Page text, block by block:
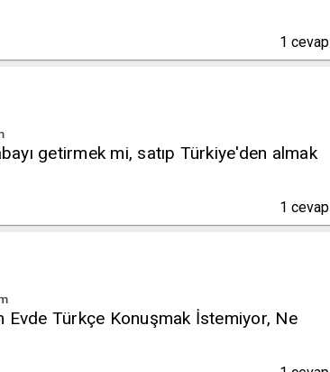
1 cevap
getirmek mi, satıp Türkiye'den almak
1 cevap
Evde Türkçe Konuşmak İstemiyor, Ne